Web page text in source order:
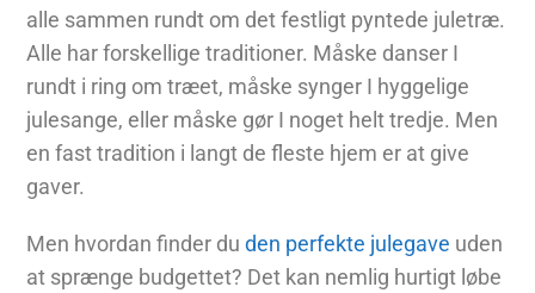
alle sammen rundt om det festligt pyntede juletræ.
Alle har forskellige traditioner. Måske danser I
rundt i ring om træet, måske synger I hyggelige
julesange, eller måske gør I noget helt tredje. Men
en fast tradition i langt de fleste hjem er at give
gaver.
Men hvordan finder duden perfekte julegave uden
at sprænge budgettet? Det kan nemlig hurtigt løbe